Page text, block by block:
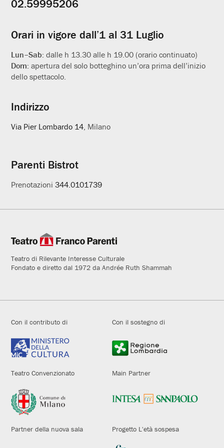
utili
02.59995206
Orari in vigore dall’1 al 31 Luglio
Lun–Sab:dalle h 13.30 alle h 19.00 (orario continuato)
Dom:apertura del solo botteghino un’ora prima dell’inizio
dello spettacolo.
Indirizzo
Via Pier Lombardo 14, Milano
Parenti Bistrot
Prenotazioni344.0101739
Teatro di Rilevante Interesse Culturale
Fondato e diretto dal 1972 da Andrée Ruth Shammah
Con il contributo di Con il sostegno di
Teatro Convenzionato Main Partner
Partner della nuova sala Progetto L'età sospesa